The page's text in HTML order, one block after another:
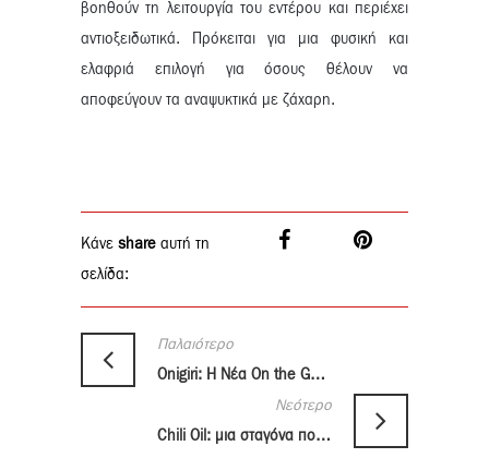
βοηθούν τη λειτουργία του εντέρου και περιέχει
αντιοξειδωτικά. Πρόκειται για μια φυσική και
ελαφριά επιλογή για όσους θέλουν να
αποφεύγουν τα αναψυκτικά με ζάχαρη.
Κάνε share αυτή τη
σελίδα:
Παλαιότερο
Onigiri: Η Νέα On the Go Τάση από την Ιαπωνία
Νεότερο
Chili Oil: μια σταγόνα που αλλάζει τη γεύση στα πιάτα